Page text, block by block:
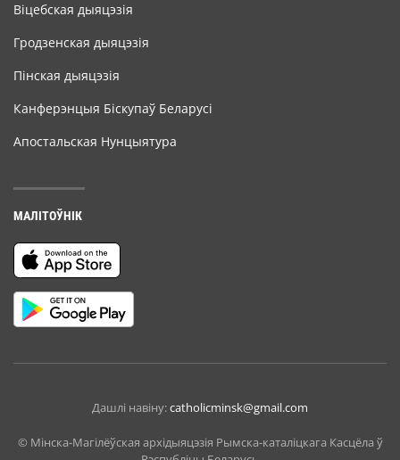
Віцебская дыяцэзія
Гродзенская дыяцэзія
Пінская дыяцэзія
Канферэнцыя Біскупаў Беларусі
Апостальская Нунцыятура
МАЛІТОЎНІК
Дашлі навіну:catholicminsk@gmail.com
© Мiнска-Магiлёўская архiдыяцэзiя Рымска-каталіцкага Касцёла ў